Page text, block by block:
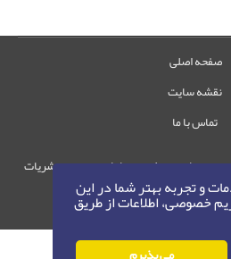
و تجربه بهتر شما در این
خصوصی، اطلاعات از طریق
صفحه اصلی
نقشه سایت
تماس با ما
وب‌سایت متعلق به سامانه مدیریت نشریات
رایمگ است.
حق نشر ©
1405-1396